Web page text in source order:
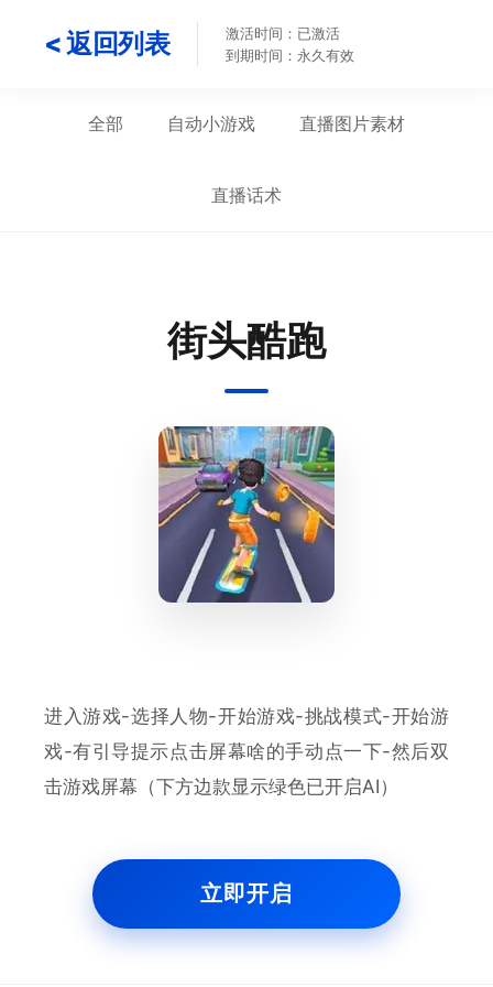
< 返回列表
激活时间：已激活
到期时间：永久有效
全部 自动小游戏 直播图片素材
直播话术
街头酷跑
进入游戏-选择人物-开始游戏-挑战模式-开始游
戏-有引导提示点击屏幕啥的手动点一下-然后双
击游戏屏幕（下方边款显示绿色已开启AI）
立即开启